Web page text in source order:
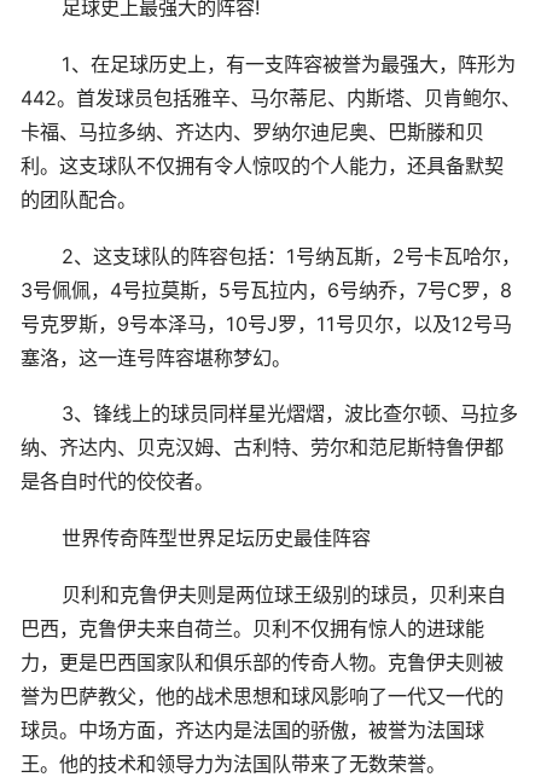
足球史上最强大的阵容!
1、在足球历史上，有一支阵容被誉为最强大，阵形为
442。首发球员包括雅辛、马尔蒂尼、内斯塔、贝肯鲍尔、
卡福、马拉多纳、齐达内、罗纳尔迪尼奥、巴斯滕和贝
利。这支球队不仅拥有令人惊叹的个人能力，还具备默契
的团队配合。
2、这支球队的阵容包括：1号纳瓦斯，2号卡瓦哈尔，
3号佩佩，4号拉莫斯，5号瓦拉内，6号纳乔，7号C罗，8
号克罗斯，9号本泽马，10号J罗，11号贝尔，以及12号马
塞洛，这一连号阵容堪称梦幻。
3、锋线上的球员同样星光熠熠，波比查尔顿、马拉多
纳、齐达内、贝克汉姆、古利特、劳尔和范尼斯特鲁伊都
是各自时代的佼佼者。
世界传奇阵型世界足坛历史最佳阵容
贝利和克鲁伊夫则是两位球王级别的球员，贝利来自
巴西，克鲁伊夫来自荷兰。贝利不仅拥有惊人的进球能
力，更是巴西国家队和俱乐部的传奇人物。克鲁伊夫则被
誉为巴萨教父，他的战术思想和球风影响了一代又一代的
球员。中场方面，齐达内是法国的骄傲，被誉为法国球
王。他的技术和领导力为法国队带来了无数荣誉。